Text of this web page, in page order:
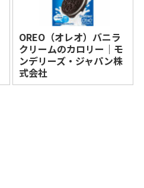
OREO（オレオ）バニラ
クリームのカロリー｜モ
ンデリーズ・ジャパン株
式会社